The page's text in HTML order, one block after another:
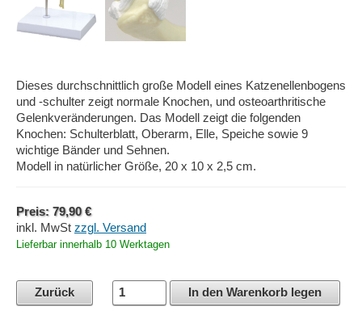
Dieses durchschnittlich große Modell eines Katzenellenbogens
und -schulter zeigt normale Knochen, und osteoarthritische
Gelenkveränderungen. Das Modell zeigt die folgenden
Knochen: Schulterblatt, Oberarm, Elle, Speiche sowie 9
wichtige Bänder und Sehnen.
Modell in natürlicher Größe, 20 x 10 x 2,5 cm.
Preis: 79,90 €
inkl. MwSt zzgl. Versand
Lieferbar innerhalb 10 Werktagen
Zurück In den Warenkorb legen